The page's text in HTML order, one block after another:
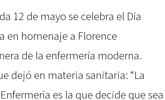
12 de mayo se celebra el Día
en homenaje a Florence
de la enfermería moderna.
dejó en materia sanitaria: “La
es la que decide que sea